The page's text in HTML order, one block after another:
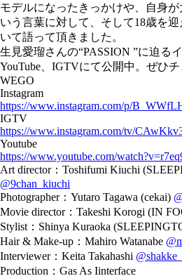
モデルになったきっかけや、自身が
いう言葉に対して、そして18歳を
いて語って頂きました。
生見愛瑠さんの“PASSION ”に迫る
YouTube、IGTVにて公開中。ぜひチ
WEGO
Instagram
https://www.instagram.com/p/
IGTV
https://www.instagram.com/tv/
Youtube
https://www.youtube.com/
Art director：Toshifumi Kiuchi
@9chan_kiuchi
Photographer：Yutaro Tagawa (cekai)
Movie director：Takeshi Korogi (IN
Stylist：Shinya Kuraoka
Hair & Make-up：Mahiro Watanabe
Interviewer：Keita Takahashi
Production：Gas As Iinterface